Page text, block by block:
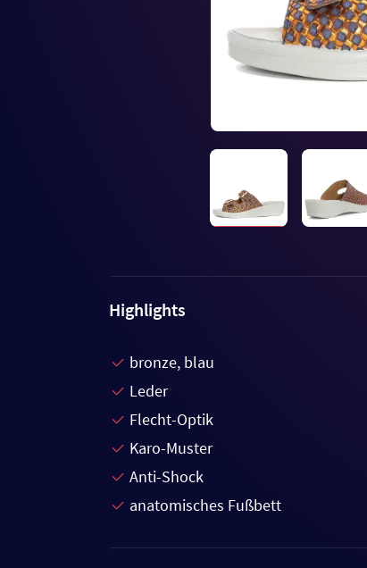
Highlights
bronze, blau
Leder
Flecht-Optik
Karo-Muster
Anti-Shock
anatomisches Fußbett